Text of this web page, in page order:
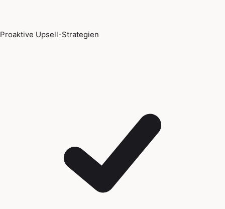
Proaktive Upsell-Strategien